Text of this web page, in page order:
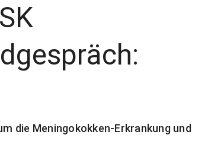
die Meningokokken-Erkrankung und